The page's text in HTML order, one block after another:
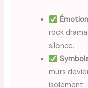
rock
silence.
murs
isolement.